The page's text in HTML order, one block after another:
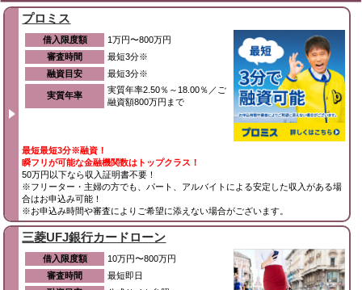
プロミス
借入限度額
1万円〜800万円
審査時間
最短3分※
融資目安
最短3分※
実質年率
実質年率2.50％～18.00％／ご
融資額800万円まで
最短最短3分※融資！
瞬フリが可能な金融機関数はトップクラス！
50万円以下なら収入証明書不要！
※フリーター・主婦の方でも、パート、アルバイトによる安定した収入がある場
合はお申込み可能！
※お申込み時間や審査によりご希望に添えない場合がございます。
三菱UFJ銀行カードローン
借入限度額
10万円〜800万円
審査時間
最短即日